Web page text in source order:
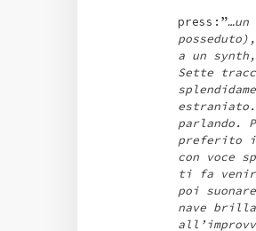
press:”…un
a un
Sette
parlando.
preferito
con voce
ti fa
poi
nave